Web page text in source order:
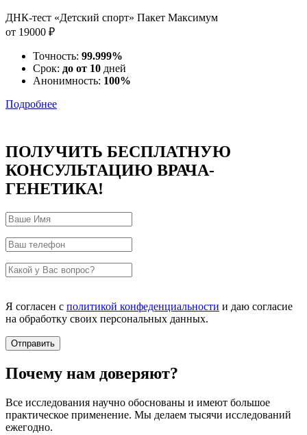
ДНК-тест «Детский спорт» Пакет Максимум
от 19000 ₽
Точность: 99.999%
Срок: до от 10 дней
Анонимность: 100%
Подробнее
ПОЛУЧИТЬ БЕСПЛАТНУЮ
КОНСУЛЬТАЦИЮ ВРАЧА-
ГЕНЕТИКА!
Я согласен с политикой конфеденциальности и даю согласие
на обработку своих персональных данных.
Почему нам доверяют?
Все исследования научно обоснованы и имеют большое
практическое применение. Мы делаем тысячи исследований
ежегодно.